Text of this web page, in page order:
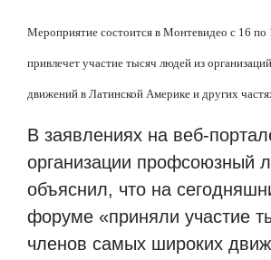
Мероприятие состоится в Монтевидео с 16 по
привлечет участие тысяч людей из
движений в Латинской Америке и других
В заявлениях на веб-
организации профсоюзный
объяснил, что на
форуме «приняли участие
членов самых широких